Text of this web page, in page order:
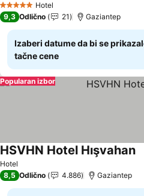
5 ZvezdiceHotel
9,3 Odlično 21 Gaziantep
Izaberi datume da bi se
tačne cene
Popularan izbor
Hotel
HSVHN Hotel Hışvahan
8,5 Odlično 4.886 Gaziantep